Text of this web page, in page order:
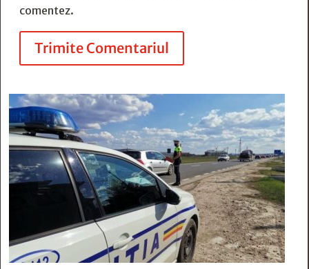
comentez.
Trimite Comentariul